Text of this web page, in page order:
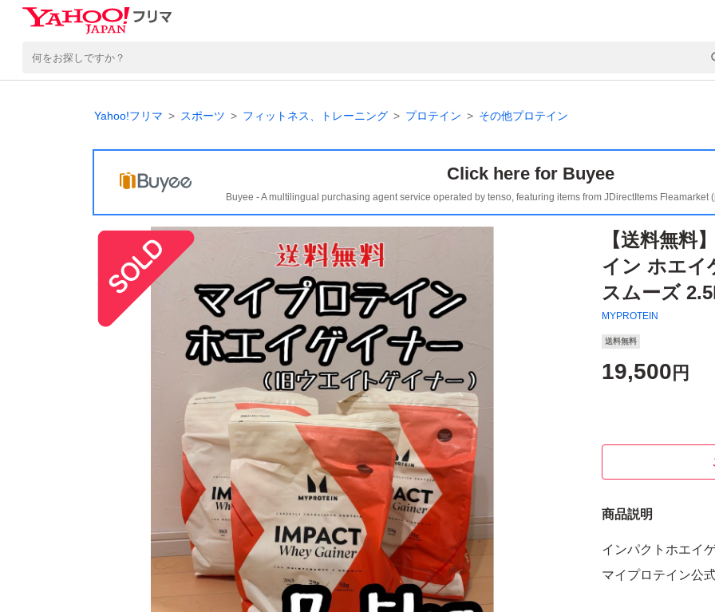
Yahoo!フリマ スポーツ フィットネス、トレーニング プロテイン その他プロテイン
Click here for Buyee
Buyee - A multilingual purchasing agent service operated by tenso, featuring items from JDirectItems Fleamarket
【送料無料
イン ホエイ
スムーズ
MYPROTEIN
送料無料
19,500 円
商品説明
インパクトホエイ
マイプロテイン公